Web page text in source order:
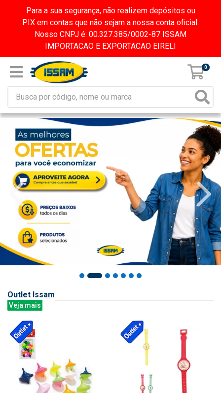
Para a sua segurança, não realizem depósitos ou
PIX em contas que não sejam a nossa conta oficial.
Nosso CNPJ é: 00.327.385/0002-87 ISSAM
IMPORTACAO E EXPORTACAO EIRELI
0
Outlet Issam
Veja mais